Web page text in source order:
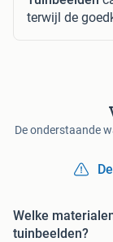
terwijl de
De onderstaande
Welke
tuinbeelden?